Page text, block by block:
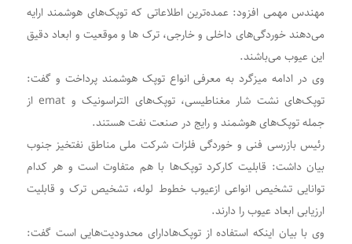
مهندس مهمی افزود: عمده‌ترین اطلاعاتی که توپک‌های هوشمند ارایه
می‌دهند خوردگی‌های داخلی و خارجی، ترک ها و موقعیت و ابعاد دقیق
این عیوب می‌باشند.
وی در ادامه میزگرد به معرفی انواع توپک هوشمند پرداخت و گفت:
توپک‌های نشت شار مغناطیسی، توپک‌های التراسونیک و emat از
جمله توپک‌های هوشمند و رایج در صنعت نفت هستند.
رئیس بازرسی فنی و خوردگی فلزات شرکت ملی مناطق نفتخیز جنوب
بیان داشت: قابلیت کارکرد توپک‌ها با هم متفاوت است و هر کدام
توانایی تشخیص انواعی ازعیوب خطوط لوله، تشخیص ترک و قابلیت
ارزیابی ابعاد عیوب را دارند.
وی با بیان اینکه استفاده از توپک‌هادارای محدودیت‌هایی است گفت: